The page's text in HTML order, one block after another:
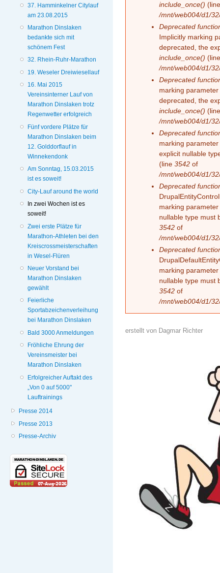
37. Hamminkelner Citylauf
am 23.08.2015
Marathon Dinslaken
bedankte sich mit
schönem Fest
32. Rhein-Ruhr-Marathon
19. Weseler Dreiwiesellauf
16. Mai 2015
Vereinsinterner Lauf von
Marathon Dinslaken trotz
Regenwetter erfolgreich
Fünf vordere Plätze für
Marathon Dinslaken beim
12. Golddorflauf in
Winnekendonk
Am Sonntag, 15.03.2015
ist es soweit!
City-Lauf around the world
In zwei Wochen ist es
soweit!
Zwei erste Plätze für
Marathon-Athleten bei den
Kreiscrossmeisterschaften
in Wesel-Flüren
Neuer Vorstand bei
Marathon Dinslaken
gewählt
Feierliche
Sportabzeichenverleihung
bei Marathon Dinslaken
Bald 3000 Anmeldungen
Fröhliche Ehrung der
Vereinsmeister bei
Marathon Dinslaken
Erfolgreicher Auftakt des
„Von 0 auf 5000"
Lauftrainings
Presse 2014
Presse 2013
Presse-Archiv
include_once()
/mnt/web004/d1/
Deprecated
Implicitly marking
deprecated, the
include_once()
/mnt/web004/d1/
Deprecated
marking
deprecated, the
include_once()
/mnt/web004/d1/
Deprecated
marking
explicit nullable
(line3542 of
/mnt/web004/d1/
Deprecated
marking
nullable type must
3542 of
/mnt/web004/d1/
Deprecated
marking
nullable type must
3542 of
/mnt/web004/d1/
erstellt von Dagmar Richter